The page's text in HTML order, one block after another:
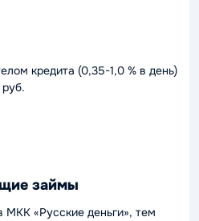
кредита (0,35-1,0 % в день)
займы
«Русские деньги», тем